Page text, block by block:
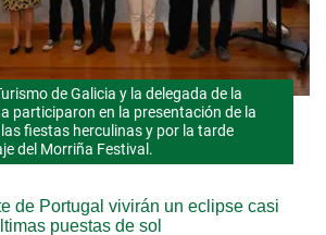
de Galicia y la delegada de la
participaron en la presentación de la
fiestas herculinas y por la tarde
del Morriña Festival.
de Portugal vivirán un eclipse casi
puestas de sol